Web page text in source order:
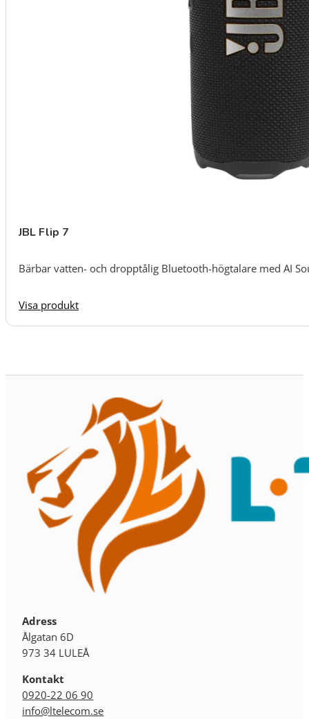
JBL Flip 7
Bärbar vatten- och dropptålig Bluetooth-högtalare med AI
Visa produkt
Adress
Ålgatan 6D
973 34 LULEÅ
Kontakt
0920-22 06 90
info@ltelecom.se